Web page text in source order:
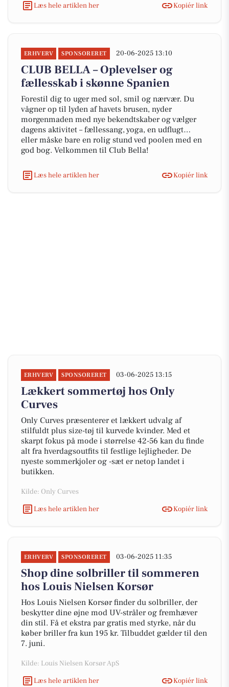
Læs hele artiklen her
Kopiér link
ERHVERV SPONSORERET 20-06-2025 13:10
CLUB BELLA – Oplevelser og
fællesskab i skønne Spanien
Forestil dig to uger med sol, smil og nærvær. Du
vågner op til lyden af havets brusen, nyder
morgenmaden med nye bekendtskaber og vælger
dagens aktivitet – fællessang, yoga, en udflugt…
eller måske bare en rolig stund ved poolen med en
god bog. Velkommen til Club Bella!
Læs hele artiklen her Kopiér link
ERHVERV SPONSORERET 03-06-2025 13:15
Lækkert sommertøj hos Only
Curves
Only Curves præsenterer et lækkert udvalg af
stilfuldt plus size-tøj til kurvede kvinder. Med et
skarpt fokus på mode i størrelse 42-56 kan du finde
alt fra hverdagsoutfits til festlige lejligheder. De
nyeste sommerkjoler og -sæt er netop landet i
butikken.
Kilde: Only Curves
Læs hele artiklen her
Kopiér link
ERHVERV SPONSORERET 03-06-2025 11:35
Shop dine solbriller til sommeren
hos Louis Nielsen Korsør
Hos Louis Nielsen Korsør finder du solbriller, der
beskytter dine øjne mod UV-stråler og fremhæver
din stil. Få et ekstra par gratis med styrke, når du
køber briller fra kun 195 kr. Tilbuddet gælder til den
7. juni.
Kilde: Louis Nielsen Korsør ApS
Læs hele artiklen her
Kopiér link